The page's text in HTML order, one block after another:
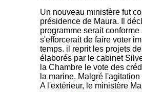
Un nouveau ministère fut
présidence de Maura. Il
programme serait
s'efforcerait de faire voter
temps. il reprit les projets
élaborés par le cabinet
la Chambre le vote des
la marine. Malgré
A l'extérieur, le ministère